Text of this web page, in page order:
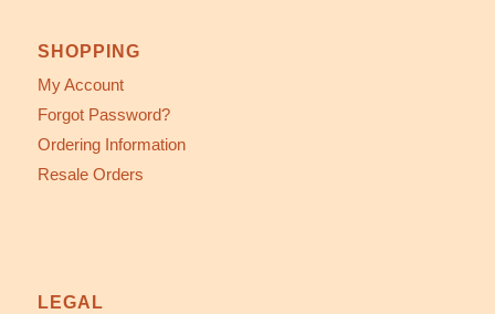
SHOPPING
My Account
Forgot Password?
Ordering Information
Resale Orders
LEGAL